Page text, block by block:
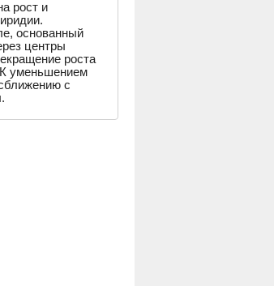
рост и
основанный
центры
роста
уменьшением
с